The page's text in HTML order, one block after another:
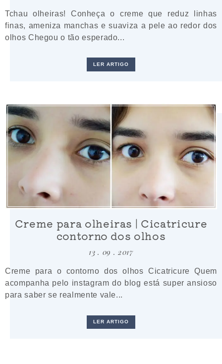
Tchau olheiras! Conheça o creme que reduz linhas
finas, ameniza manchas e suaviza a pele ao redor dos
olhos Chegou o tão esperado...
LER ARTIGO
Creme para olheiras | Cicatricure
contorno dos olhos
13 . 09 . 2017
Creme para o contorno dos olhos Cicatricure Quem
acompanha pelo instagram do blog está super ansioso
para saber se realmente vale...
LER ARTIGO